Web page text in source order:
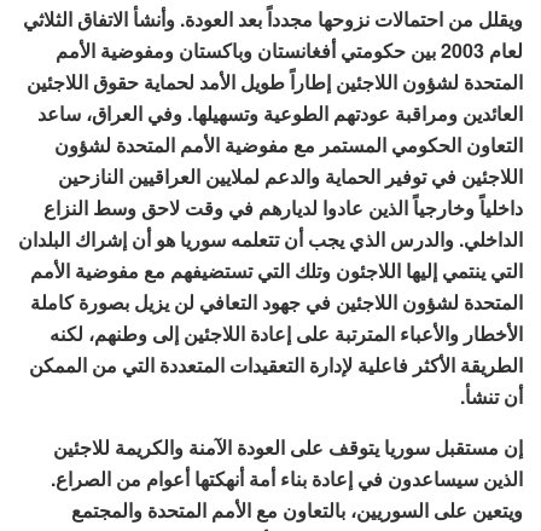
ويقلل من احتمالات نزوحها مجدداً بعد العودة. وأنشأ الاتفاق الثلاثي
لعام 2003 بين حكومتي أفغانستان وباكستان ومفوضية الأمم
المتحدة لشؤون اللاجئين إطاراً طويل الأمد لحماية حقوق اللاجئين
العائدين ومراقبة عودتهم الطوعية وتسهيلها. وفي العراق، ساعد
التعاون الحكومي المستمر مع مفوضية الأمم المتحدة لشؤون
اللاجئين في توفير الحماية والدعم لملايين العراقيين النازحين
داخلياً وخارجياً الذين عادوا لديارهم في وقت لاحق وسط النزاع
الداخلي. والدرس الذي يجب أن تتعلمه سوريا هو أن إشراك البلدان
التي ينتمي إليها اللاجئون وتلك التي تستضيفهم مع مفوضية الأمم
المتحدة لشؤون اللاجئين في جهود التعافي لن يزيل بصورة كاملة
الأخطار والأعباء المترتبة على إعادة اللاجئين إلى وطنهم، لكنه
الطريقة الأكثر فاعلية لإدارة التعقيدات المتعددة التي من الممكن
أن تنشأ.
إن مستقبل سوريا يتوقف على العودة الآمنة والكريمة للاجئين
الذين سيساعدون في إعادة بناء أمة أنهكتها أعوام من الصراع.
ويتعين على السوريين، بالتعاون مع الأمم المتحدة والمجتمع